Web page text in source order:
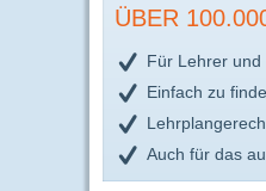
ÜBER
Für Lehrer und
Einfach zu
Auch für das